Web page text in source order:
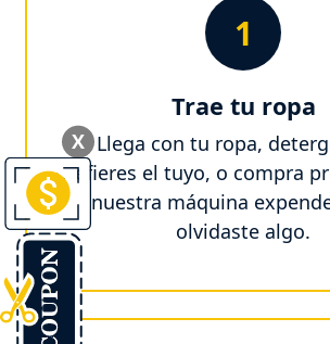
1
Trae tu ropa
Llega con tu ropa,
prefieres el tuyo, o compra
nuestra máquina
olvidaste algo.
X